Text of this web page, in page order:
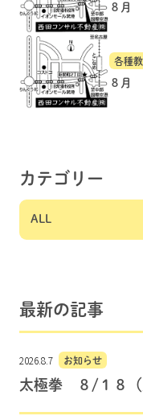
８月
各種
８月
カテゴリー
最新の記事
2026.8.7 お知らせ
太極拳 ８/１８（